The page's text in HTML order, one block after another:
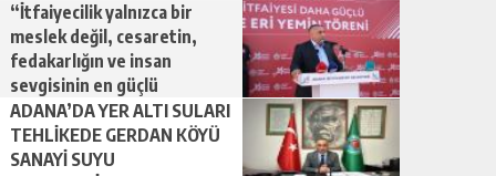
“İtfaiyecilik yalnızca bir
meslek değil, cesaretin,
fedakarlığın ve insan
sevgisinin en güçlü
temsilidir.”
ADANA’DA YER ALTI SULARI
TEHLİKEDE GERDAN KÖYÜ
SANAYİ SUYU